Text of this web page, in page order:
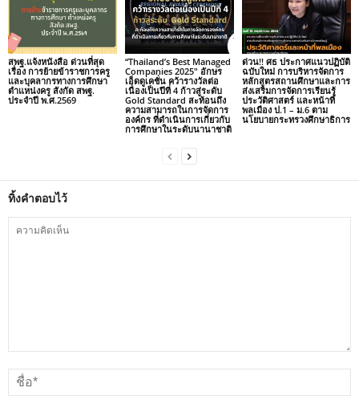
สพฐ.แจ้งหนังสือ ด่วนที่สุด
เรื่อง การย้ายข้าราชการครู
และบุคลากรทางการศึกษา
ตำแหน่งครู สังกัด สพฐ.
ประจำปี พ.ศ.2569
“Thailand’s Best Managed
Companies 2025″ อักษร
เอ็ดดูเคชั่น คว้ารางวัลต่อ
เนื่องเป็นปีที่ 4 ก้าวสู่ระดับ
Gold Standard สะท้อนถึง
ความสามารถในการจัดการ
องค์กร ที่ดำเนินการเกี่ยวกับ
การศึกษาในระดับนานาชาติ
ด่วน!! ศธ ประกาศแนวปฏิบัติ
ฉบับใหม่ การบริหารจัดการ
หลักสูตรสถานศึกษาและการ
ส่งเสริมการจัดการเรียนรู้
ประวัติศาสตร์ และหน้าที่
พลเมือง ป.1 – ม.6 ตาม
นโยบายกระทรวงศึกษาธิการ
ทิ้งคำตอบไว้